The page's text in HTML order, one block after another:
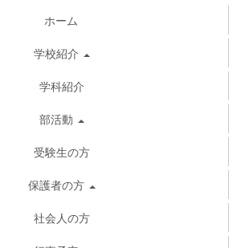
ホーム
学校紹介
学科紹介
部活動
受験生の方
保護者の方
社会人の方